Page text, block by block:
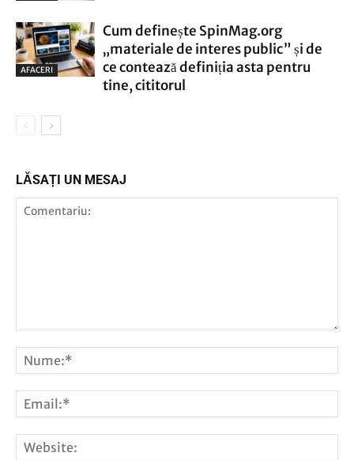
AFACERI
Cum definește SpinMag.org
„materiale de interes public” și de
ce contează definiția asta pentru
tine, cititorul
LĂSAȚI UN MESAJ